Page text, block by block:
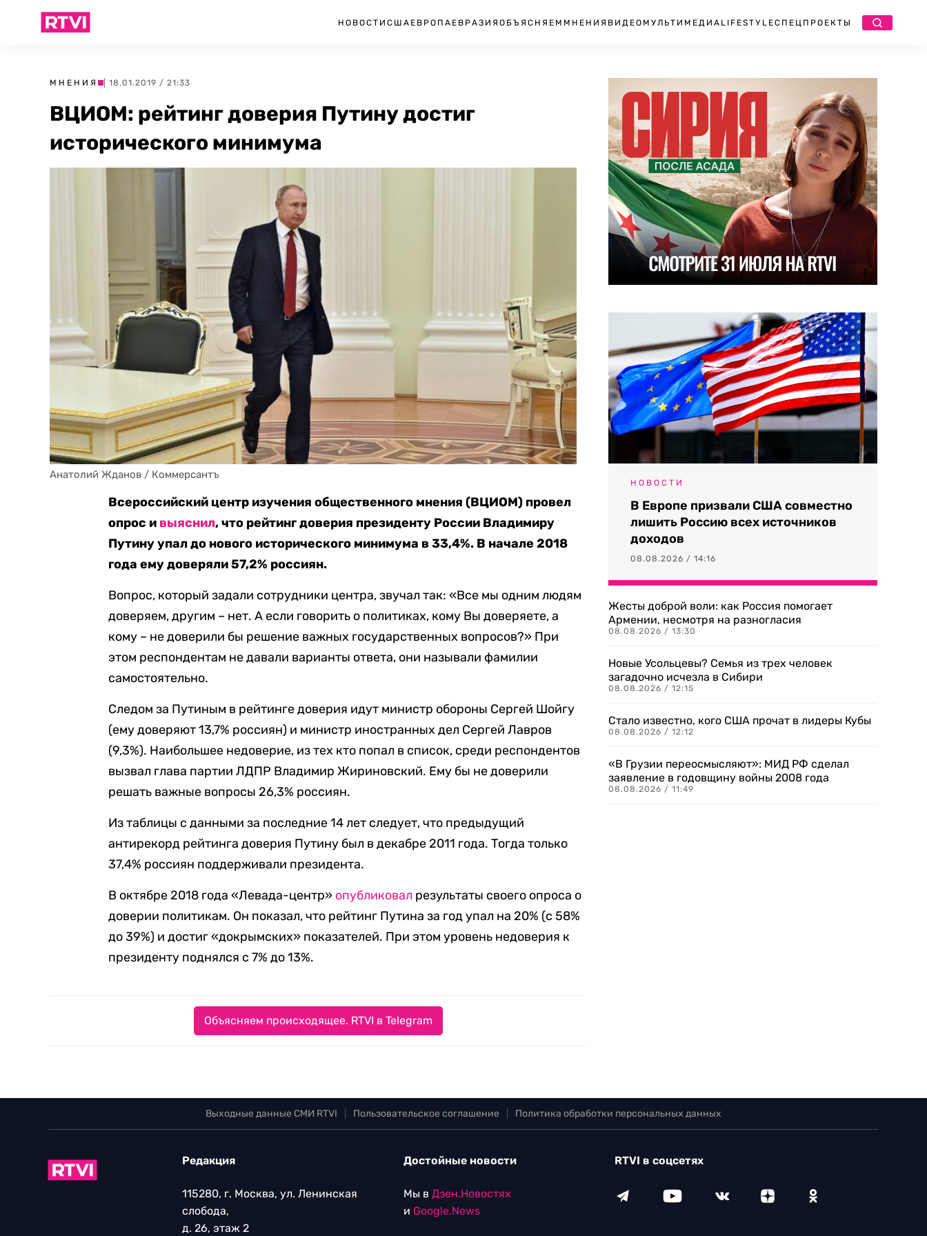
НОВОСТИ США ЕВРОПА ЕВРАЗИЯ ОБЪЯСНЯЕМ МНЕНИЯ ВИДЕО МУЛЬТИМЕДИА LIFESTYLEСПЕЦПРОЕКТЫ
МНЕНИЯ | 18.01.2019 / 21:33
ВЦИОМ: рейтинг доверия Путину достиг
исторического минимума
Анатолий Жданов / Коммерсантъ
Всероссийский центр изучения общественного мнения (ВЦИОМ) провел
опрос и выяснил, что рейтинг доверия президенту России Владимиру
Путину упал до нового исторического минимума в 33,4%. В начале 2018
года ему доверяли 57,2% россиян.
Вопрос, который задали сотрудники центра, звучал так: «Все мы одним людям
доверяем, другим – нет. А если говорить о политиках, кому Вы доверяете, а
кому – не доверили бы решение важных государственных вопросов?» При
этом респондентам не давали варианты ответа, они называли фамилии
самостоятельно.
Следом за Путиным в рейтинге доверия идут министр обороны Сергей Шойгу
(ему доверяют 13,7% россиян) и министр иностранных дел Сергей Лавров
(9,3%). Наибольшее недоверие, из тех кто попал в список, среди респондентов
вызвал глава партии ЛДПР Владимир Жириновский. Ему бы не доверили
решать важные вопросы 26,3% россиян.
Из таблицы с данными за последние 14 лет следует, что предыдущий
антирекорд рейтинга доверия Путину был в декабре 2011 года. Тогда только
37,4% россиян поддерживали президента.
В октябре 2018 года «Левада-центр» опубликовал результаты своего опроса о
доверии политикам. Он показал, что рейтинг Путина за год упал на 20% (с 58%
до 39%) и достиг «докрымских» показателей. При этом уровень недоверия к
президенту поднялся с 7% до 13%.
Объясняем происходящее. RTVI в Telegram
НОВОСТИ
В Европе призвали США совместно
лишить Россию всех источников
доходов
08.08.2026 / 14:16
Жесты доброй воли: как Россия помогает
Армении, несмотря на разногласия
08.08.2026 / 13:30
Новые Усольцевы? Семья из трех человек
загадочно исчезла в Сибири
08.08.2026 / 12:15
Стало известно, кого США прочат в лидеры Кубы
08.08.2026 / 12:12
«В Грузии переосмысляют»: МИД РФ сделал
заявление в годовщину войны 2008 года
08.08.2026 / 11:49
Выходные данные СМИ RTVI Пользовательское соглашение Политика обработки персональных данных
Редакция
115280, г. Москва, ул. Ленинская
слобода,
д. 26, этаж 2
Достойные новости
Мы в Дзен.Новостях
и Google.News
RTVI в соцсетях